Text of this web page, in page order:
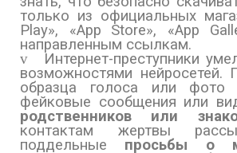
только из официальных
Play», «App Store», «App
направленным ссылкам.
v
Интернет-преступники
возможностями нейросетей.
образца голоса или фото
фейковые сообщения или
родственников или
контактам жертвы
поддельные просьбы о